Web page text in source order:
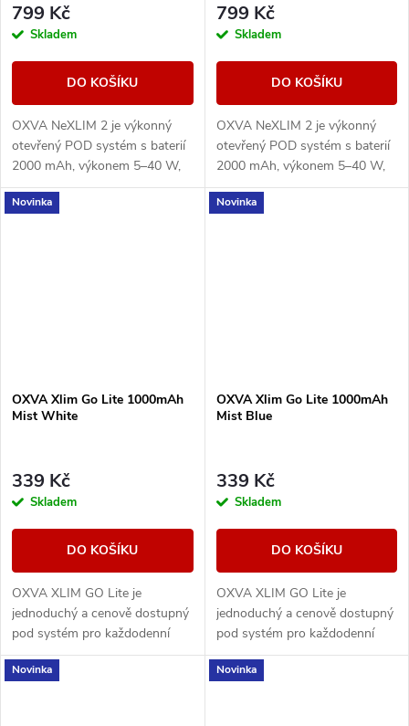
799 Kč
Skladem
DO KOŠÍKU
OXVA NeXLIM 2 je výkonný
otevřený POD systém s baterií
2000 mAh, výkonem 5–40 W,
rychlým nabíjením 5V/3A a
cartridgemi UNITECH 3.0 s
799 Kč
Skladem
DO KOŠÍKU
OXVA NeXLIM 2 je výkonný
otevřený POD systém s baterií
2000 mAh, výkonem 5–40 W,
rychlým nabíjením 5V/3A a
cartridgemi UNITECH 3.0 s
Novinka
OXVA Xlim Go Lite 1000mAh
Mist White
339 Kč
Skladem
DO KOŠÍKU
OXVA XLIM GO Lite je
jednoduchý a cenově dostupný
pod systém pro každodenní
vapování. Nabízí baterii 1000
mAh, nastavitelný airflow, RGB
Novinka
OXVA Xlim Go Lite 1000mAh
Mist Blue
339 Kč
Skladem
DO KOŠÍKU
OXVA XLIM GO Lite je
jednoduchý a cenově dostupný
pod systém pro každodenní
vapování. Nabízí baterii 1000
mAh, nastavitelný airflow, RGB
Novinka Novinka